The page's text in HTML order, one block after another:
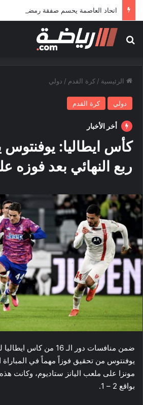
اتحاد العاصمة يحسم صفقة رمضاوي ويضمه
بحث عن
الرئيسية / كرة القدم / دولي
دولي كرة القدم
أخر الأخبار
كأس ايطاليا: يوفنتوس
ربع النهائي بعد فوزه
ضمن منافسات دور الـ 16
يوفنتوس​ من تحقيق فوزاً مهماً في المباراة
مونزا​ على ملعب اليانز ستاديوم، وكانت
بواقع 2 – 1.